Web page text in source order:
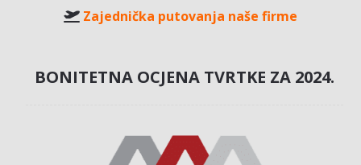
Zajednička putovanja naše firme
BONITETNA OCJENA TVRTKE ZA 2024.